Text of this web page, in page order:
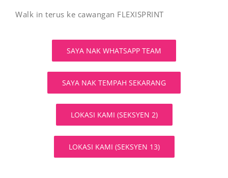
Walk in terus ke cawangan FLEXISPRINT
SAYA NAK WHATSAPP TEAM
SAYA NAK TEMPAH SEKARANG
LOKASI KAMI (SEKSYEN 2)
LOKASI KAMI (SEKSYEN 13)